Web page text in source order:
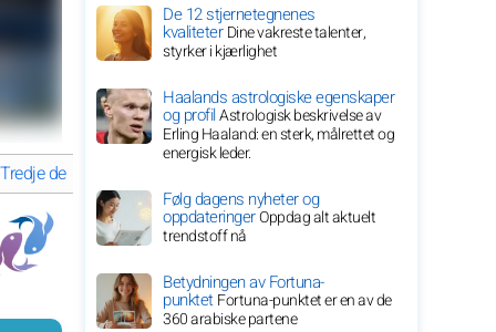
Tredje dekan
De 12 stjernetegnenes
kvaliteterDine vakreste talenter,
styrker i kjærlighet
Haalands astrologiske egenskaper
og profilAstrologisk beskrivelse av
Erling Haaland: en sterk, målrettet og
energisk leder.
Følg dagens nyheter og
oppdateringerOppdag alt aktuelt
trendstoff nå
Betydningen av Fortuna-
punktetFortuna-punktet er en av de
360 arabiske partene